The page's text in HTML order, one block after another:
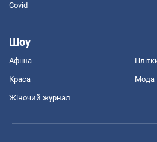
Covid
Шоу
Афіша
Краса Мода
Жіночий журнал